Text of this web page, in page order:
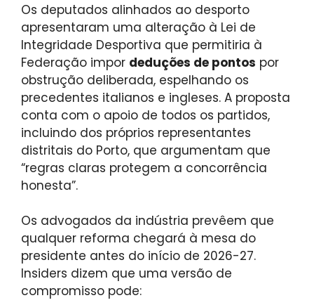
Os deputados alinhados ao desporto
apresentaram uma alteração à Lei de
Integridade Desportiva que permitiria à
Federação impor deduções de pontos por
obstrução deliberada, espelhando os
precedentes italianos e ingleses. A proposta
conta com o apoio de todos os partidos,
incluindo dos próprios representantes
distritais do Porto, que argumentam que
“regras claras protegem a concorrência
honesta”.
Os advogados da indústria prevêem que
qualquer reforma chegará à mesa do
presidente antes do início de 2026-27.
Insiders dizem que uma versão de
compromisso pode: